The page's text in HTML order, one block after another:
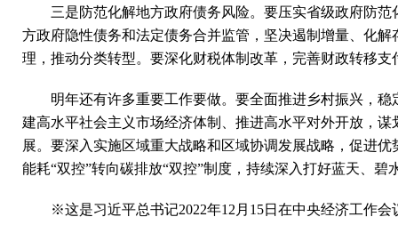
三是防范化解地方政府债务风险。要压实省级政府防
方政府隐性债务和法定债务合并监管，坚决遏制增量、化
理，推动分类转型。要深化财税体制改革，完善财政转移
明年还有许多重要工作要做。要全面推进乡村振兴，
建高水平社会主义市场经济体制、推进高水平对外开放，
展。要深入实施区域重大战略和区域协调发展战略，促进
能耗“双控”转向碳排放“双控”制度，持续深入打好蓝天、
※这是习近平总书记2022年12月15日在中央经济工作会